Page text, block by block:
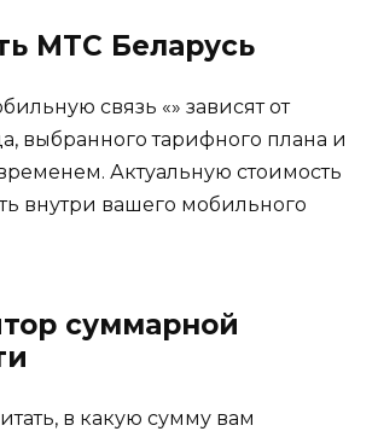
МТС Беларусь
связь «» зависят от
выбранного тарифного плана и
Актуальную стоимость
внутри вашего мобильного
суммарной
в какую сумму вам